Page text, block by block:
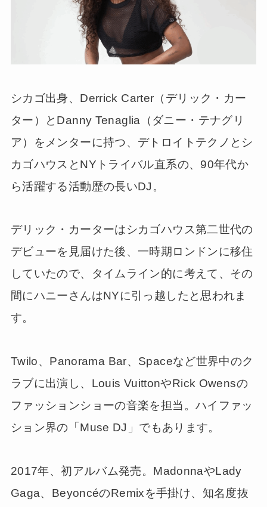
シカゴ出身、Derrick Carter（デリック・カー
ター）とDanny Tenaglia（ダニー・テナグリ
ア）をメンターに持つ、デトロイトテクノとシ
カゴハウスとNYトライバル直系の、90年代か
ら活躍する活動歴の長いDJ。
デリック・カーターはシカゴハウス第二世代の
デビューを見届けた後、一時期ロンドンに移住
していたので、タイムライン的に考えて、その
間にハニーさんはNYに引っ越したと思われま
す。
Twilo、Panorama Bar、Spaceなど世界中のク
ラブに出演し、Louis VuittonやRick Owensの
ファッションショーの音楽を担当。ハイファッ
ション界の「Muse DJ」でもあります。
2017年、初アルバム発売。MadonnaやLady
Gaga、BeyoncéのRemixを手掛け、知名度抜